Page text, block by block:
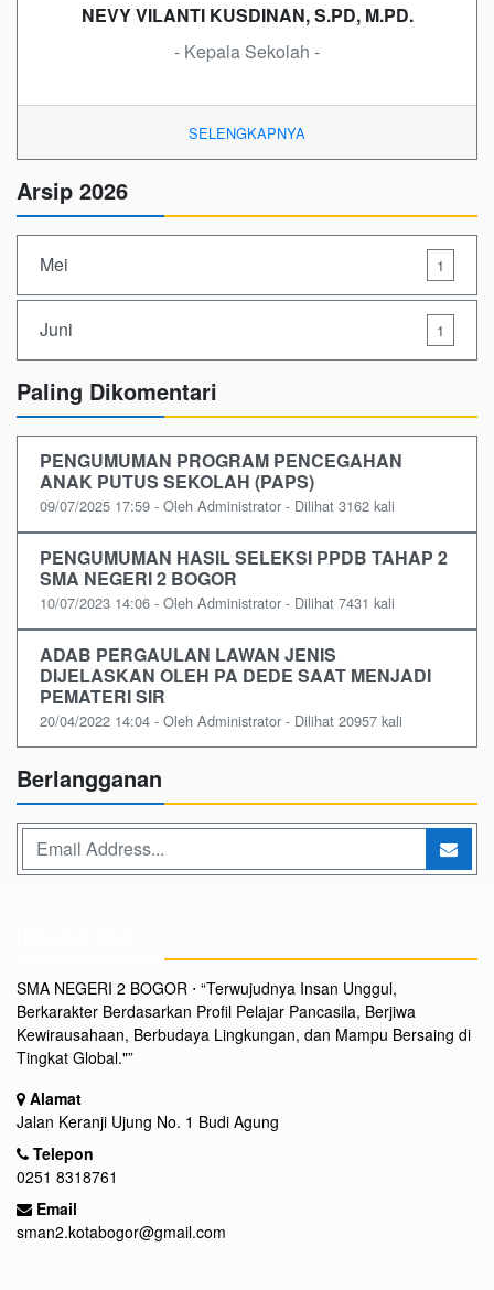
NEVY VILANTI KUSDINAN, S.PD, M.PD.
- Kepala Sekolah -
SELENGKAPNYA
Arsip 2026
Mei 1
Juni 1
Paling Dikomentari
PENGUMUMAN PROGRAM PENCEGAHAN
ANAK PUTUS SEKOLAH (PAPS)
09/07/2025 17:59 - Oleh Administrator - Dilihat 3162 kali
PENGUMUMAN HASIL SELEKSI PPDB TAHAP 2
SMA NEGERI 2 BOGOR
10/07/2023 14:06 - Oleh Administrator - Dilihat 7431 kali
ADAB PERGAULAN LAWAN JENIS
DIJELASKAN OLEH PA DEDE SAAT MENJADI
PEMATERI SIR
20/04/2022 14:04 - Oleh Administrator - Dilihat 20957 kali
Berlangganan
SMA NEGERI 2 BOGOR ⋅ “Terwujudnya Insan Unggul,
Berkarakter Berdasarkan Profil Pelajar Pancasila, Berjiwa
Kewirausahaan, Berbudaya Lingkungan, dan Mampu Bersaing di
Tingkat Global."”
Alamat
Jalan Keranji Ujung No. 1 Budi Agung
Telepon
0251 8318761
Email
sman2.kotabogor@gmail.com